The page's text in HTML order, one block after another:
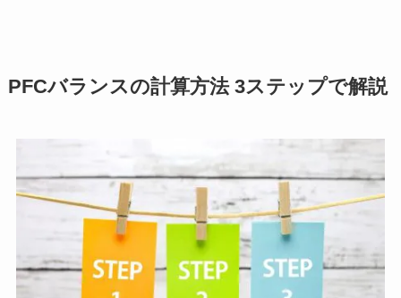
PFCバランスの計算方法 3ステップで解説